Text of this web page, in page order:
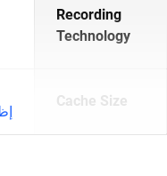
Recording
Technology
Cache Size